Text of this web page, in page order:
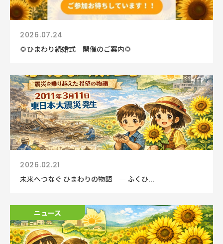
2026.07.24
🌻ひまわり続婚式 開催のご案内🌻
2026.02.21
未来へつなぐ ひまわりの物語 ― ふくひ...
ニュース